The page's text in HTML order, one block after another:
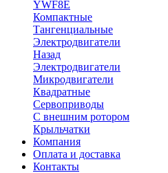
YWF8E
Компактные
Тангенциальные
Электродвигатели
Назад
Электродвигатели
Микродвигатели
Квадратные
Сервоприводы
С внешним ротором
Крыльчатки
Компания
Оплата и доставка
Контакты